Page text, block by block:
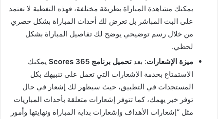
يمكنك مشاهدة المباراة بطريقة مختلفة، فهذه التغطية لا تعتمد
على البث المباشر بل تعرض لك أحداث المباراة بشكل حصري
من خلال رسم توضيحي يوضح لك تفاصيل المباراة بشكل
لحظي.
ميزة الإشعارات: بعدتحميل برنامج 365 Scores
يمكنك
الاستمتاع بخدمة الإشعارات التي تعمل على تنبيهك بكل
المستجدات في التطبيق، حيث سيظهر لك إشعار في حال
توفر خبر يهمك، كما تتوفر إشعارات متعلقة بأحداث المباريات
مثل “إشعارات الأهداف وإشعارات بداية المباراة ونهايتها وأمور